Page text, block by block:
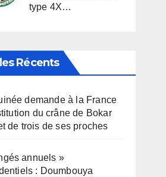
type 4X…
Récents
demande à la France
du crâne de Bokar
de trois de ses proches
annuels »
: Doumbouya